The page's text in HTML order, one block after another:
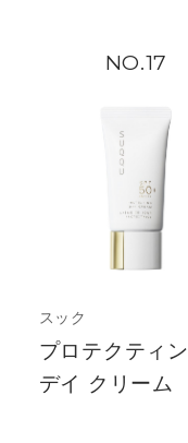
17
スック
プロテクティ
デイ クリーム